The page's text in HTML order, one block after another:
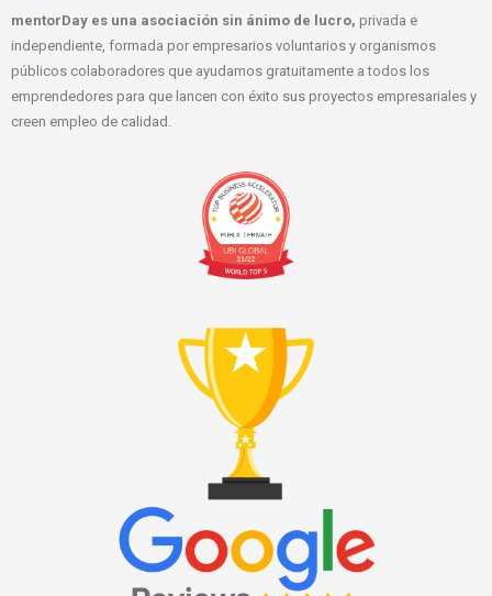
mentorDay es una asociación sin ánimo de lucro, privada e
independiente, formada por empresarios voluntarios y organismos
públicos colaboradores que ayudamos gratuitamente a todos los
emprendedores para que lancen con éxito sus proyectos empresariales y
creen empleo de calidad.